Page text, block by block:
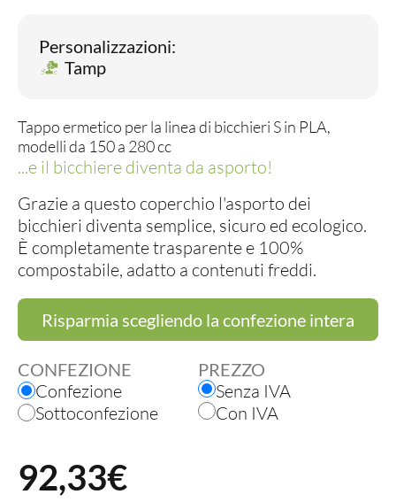
Personalizzazioni:
Tamp
Tappo ermetico per la linea di bicchieri S in PLA,
modelli da 150 a 280 cc
...e il bicchiere diventa da asporto!
Grazie a questo coperchio l'asporto dei
bicchieri diventa semplice, sicuro ed ecologico.
È completamente trasparente e 100%
compostabile, adatto a contenuti freddi.
Risparmia scegliendo la confezione intera
CONFEZIONE PREZZO
Confezione
Sottoconfezione
Senza IVA
Con IVA
92,33€